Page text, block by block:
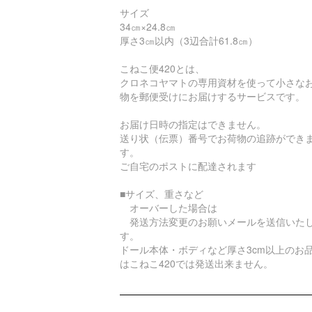
サイズ
34㎝×24.8㎝
厚さ3㎝以内（3辺合計61.8㎝）
こねこ便420とは、
クロネコヤマトの専用資材を使って小さな
物を郵便受けにお届けするサービスです。
お届け日時の指定はできません。
送り状（伝票）番号でお荷物の追跡ができま
す。
ご自宅のポストに配達されます
■サイズ、重さなど
オーバーした場合は
発送方法変更のお願いメールを送信いた
す。
ドール本体・ボディなど厚さ3cm以上のお
はこねこ420では発送出来ません。